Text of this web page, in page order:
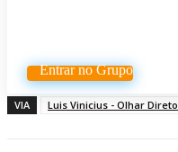
Entrar no Grupo
VIA Luis Vinicius - Olhar Direto